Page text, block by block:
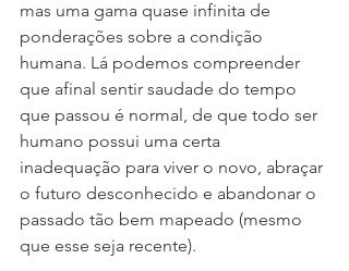
mas uma gama quase infinita de
ponderações sobre a condição
humana. Lá podemos compreender
que afinal sentir saudade do tempo
que passou é normal, de que todo ser
humano possui uma certa
inadequação para viver o novo, abraçar
o futuro desconhecido e abandonar o
passado tão bem mapeado (mesmo
que esse seja recente).